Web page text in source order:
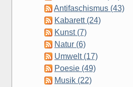
Antifaschismus (43)
Kabarett (24)
Kunst (7)
Natur (6)
Umwelt (17)
Poesie (49)
Musik (22)